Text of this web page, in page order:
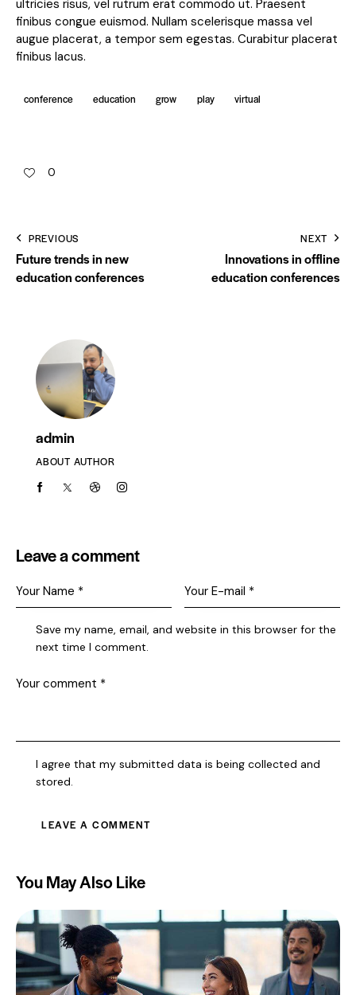
ultricies risus, vel rutrum erat commodo ut. Praesent
finibus congue euismod. Nullam scelerisque massa vel
augue placerat, a tempor sem egestas. Curabitur placerat
finibus lacus.
conference education grow play virtual
0
PREVIOUS
Future trends in new
education conferences
NEXT
Innovations in offline
education conferences
admin
ABOUT AUTHOR
Leave a comment
Save my name, email, and website in this browser for the
next time I comment.
I agree that my submitted data is being collected and
stored.
You May Also Like